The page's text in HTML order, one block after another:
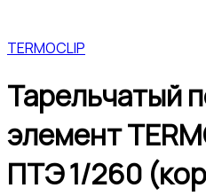
TERMOCLIP
Тарельчатый
элемент
ПТЭ 1/260